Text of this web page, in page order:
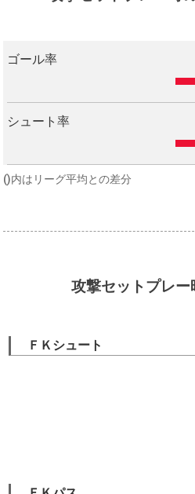
ゴール率
シュート率
()内はリーグ平均との差分
攻撃セットプレ
ＦＫシュート